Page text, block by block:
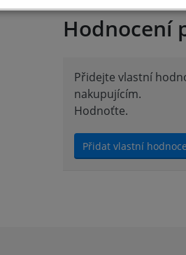
Hodnocení
Přidejte vlastní
nakupujícím.
Hodnoťte.
Přidat vlastní